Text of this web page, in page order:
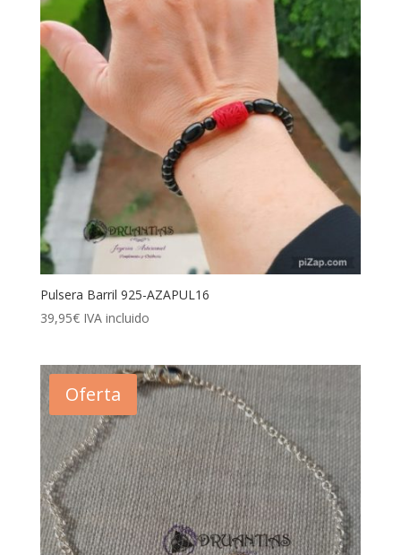
Pulsera Barril 925-AZAPUL16
39,95€ IVA incluido
Oferta